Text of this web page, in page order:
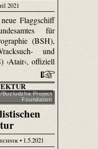
2021
Flaggschiff
für
(BSH),
und
›Atair‹, offiziell
Buzludzha Project
Foundation
• 1.5.2021